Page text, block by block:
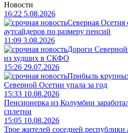
Новости
16:22 5.08.2026
Северная Осетия
аутсайдеров по размеру пенсий
11:09 3.08.2026
Дороги
из худших в СКФО
15:26 29.07.2026
Прибыль
Северной Осетии упала за год
15:33 10.08.2026
Пенсионерка из Колумбии
сплетни
15:05 10.08.2026
Трое жителей соседней республики